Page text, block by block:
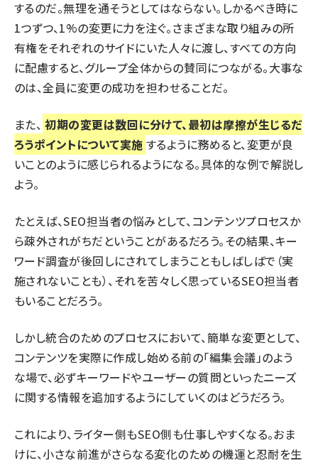
するのだ。無理を通そうとしてはならない。しかるべき時に
1つずつ、1%の変更に力を注ぐ。さまざまな取り組みの所
有権をそれぞれのサイドにいた人々に渡し、すべての方向
に配慮すると、グループ全体からの賛同につながる。大事な
のは、全員に変更の成功を担わせることだ。
また、 初期の変更は数回に分けて、最初は摩擦が生じるだ
ろうポイントについて実施 するように務めると、変更が良
いことのように感じられるようになる。具体的な例で解説し
よう。
たとえば、SEO担当者の悩みとして、コンテンツプロセスか
ら疎外されがちだということがあるだろう。その結果、キー
ワード調査が後回しにされてしまうこともしばしばで（実
施されないことも）、それを苦々しく思っているSEO担当者
もいることだろう。
しかし統合のためのプロセスにおいて、簡単な変更として、
コンテンツを実際に作成し始める前の「編集会議」のよう
な場で、必ずキーワードやユーザーの質問といったニーズ
に関する情報を追加するようにしていくのはどうだろう。
これにより、ライター側もSEO側も仕事しやすくなる。おま
けに、小さな前進がさらなる変化のための機運と忍耐を生